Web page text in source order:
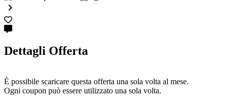

Dettagli Offerta
È possibile scaricare questa offerta una sola volta al mese.
Ogni coupon può essere utilizzato una sola volta.